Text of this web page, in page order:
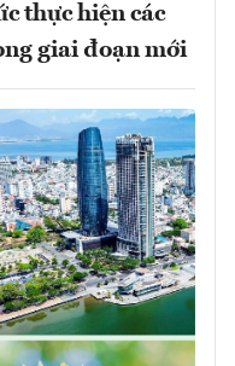
thực hiện các
giai đoạn mới